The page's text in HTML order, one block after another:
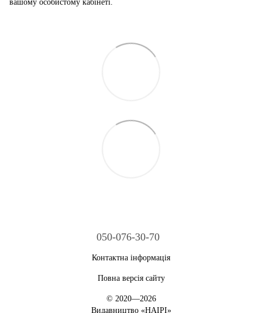
вашому особистому кабінеті.
050-076-30-70
Контактна інформація
Повна версія сайту
© 2020—2026
Видавництво «НАІРІ»